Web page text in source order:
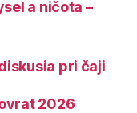
a ničota –
pri čaji
2026